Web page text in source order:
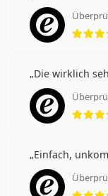
Die wirklich
Einfach,